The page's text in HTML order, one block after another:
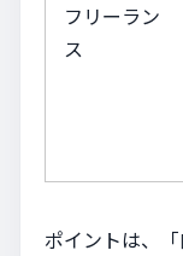
フリーラン
ス
ポイントは、